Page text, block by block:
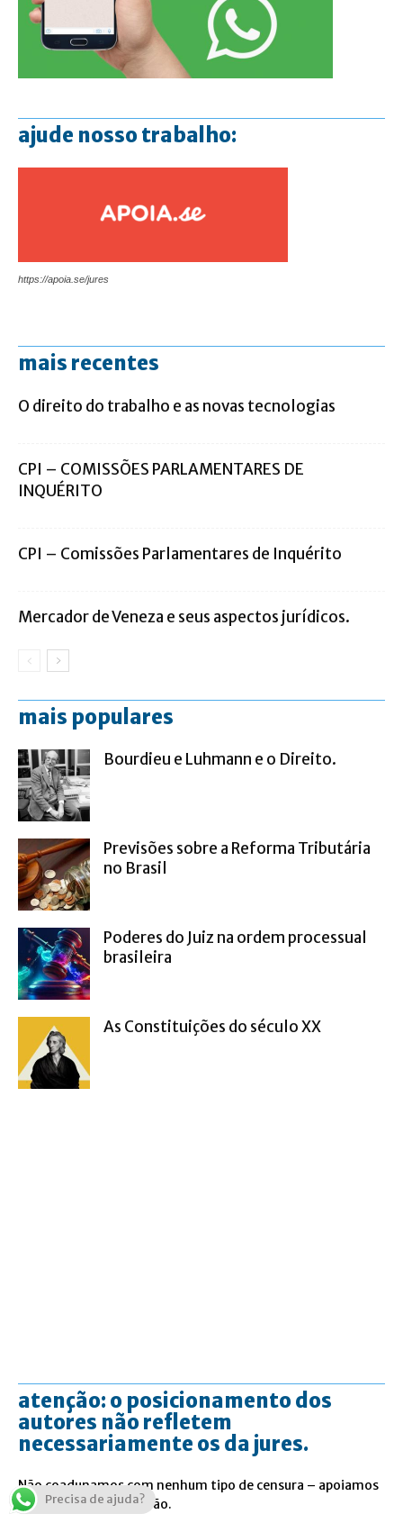
ajude nosso trabalho:
https://apoia.se/jures
mais recentes
O direito do trabalho e as novas tecnologias
CPI – COMISSÕES PARLAMENTARES DE
INQUÉRITO
CPI – Comissões Parlamentares de Inquérito
Mercador de Veneza e seus aspectos jurídicos.
mais populares
Bourdieu e Luhmann e o Direito.
Previsões sobre a Reforma Tributária
no Brasil
Poderes do Juiz na ordem processual
brasileira
As Constituições do século XX
atenção: o posicionamento dos
autores não refletem
necessariamente os da jures.
Não coadunamos com nenhum tipo de censura – apoiamos
a liberdade de expressão.
Precisa de ajuda?